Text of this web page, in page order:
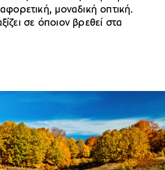
μοναδική οπτική.
σε όποιον βρεθεί στα